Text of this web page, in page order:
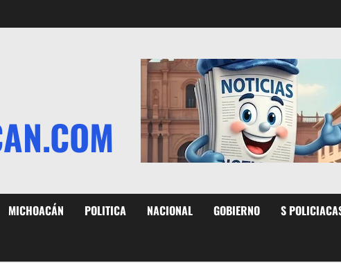
MICHOACÁN POLITICA NACIONAL GOBIERNO S